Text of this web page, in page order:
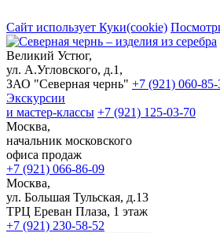
Сайт использует Куки(cookie)
Великий Устюг,
ул. А.Угловского, д.1,
ЗАО "Северная чернь" +7 (921) 060-85-
Экскурсии
и мастер-классы +7 (921) 125-03-70
Москва,
начальник московского
офиса продаж
+7 (921) 066-86-09
Москва,
ул. Большая Тульская, д.13
ТРЦ Ереван Плаза, 1 этаж
+7 (921) 230-58-52